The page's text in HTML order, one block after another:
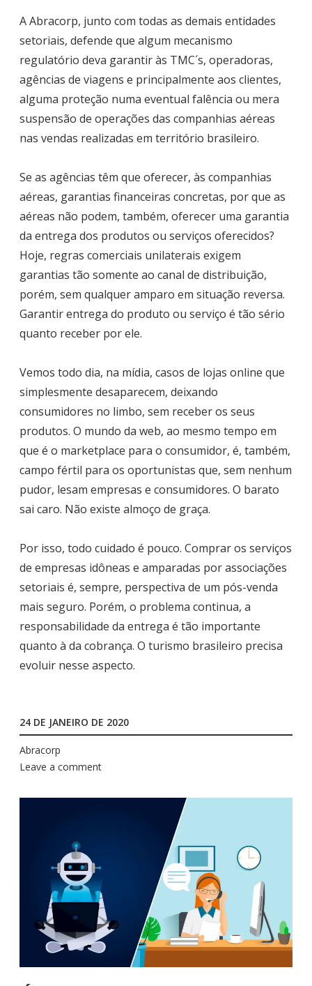
A Abracorp, junto com todas as demais entidades
setoriais, defende que algum mecanismo
regulatório deva garantir às TMC´s, operadoras,
agências de viagens e principalmente aos clientes,
alguma proteção numa eventual falência ou mera
suspensão de operações das companhias aéreas
nas vendas realizadas em território brasileiro.
Se as agências têm que oferecer, às companhias
aéreas, garantias financeiras concretas, por que as
aéreas não podem, também, oferecer uma garantia
da entrega dos produtos ou serviços oferecidos?
Hoje, regras comerciais unilaterais exigem
garantias tão somente ao canal de distribuição,
porém, sem qualquer amparo em situação reversa.
Garantir entrega do produto ou serviço é tão sério
quanto receber por ele.
Vemos todo dia, na mídia, casos de lojas online que
simplesmente desaparecem, deixando
consumidores no limbo, sem receber os seus
produtos. O mundo da web, ao mesmo tempo em
que é o marketplace para o consumidor, é, também,
campo fértil para os oportunistas que, sem nenhum
pudor, lesam empresas e consumidores. O barato
sai caro. Não existe almoço de graça.
Por isso, todo cuidado é pouco. Comprar os serviços
de empresas idôneas e amparadas por associações
setoriais é, sempre, perspectiva de um pós-venda
mais seguro. Porém, o problema continua, a
responsabilidade da entrega é tão importante
quanto à da cobrança. O turismo brasileiro precisa
evoluir nesse aspecto.
24 DE JANEIRO DE 2020
Abracorp
Leave a comment